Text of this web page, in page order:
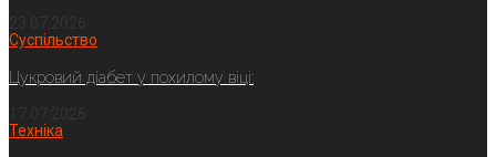
Суспільство
Цукровий діабет у похилому віці:
Техніка